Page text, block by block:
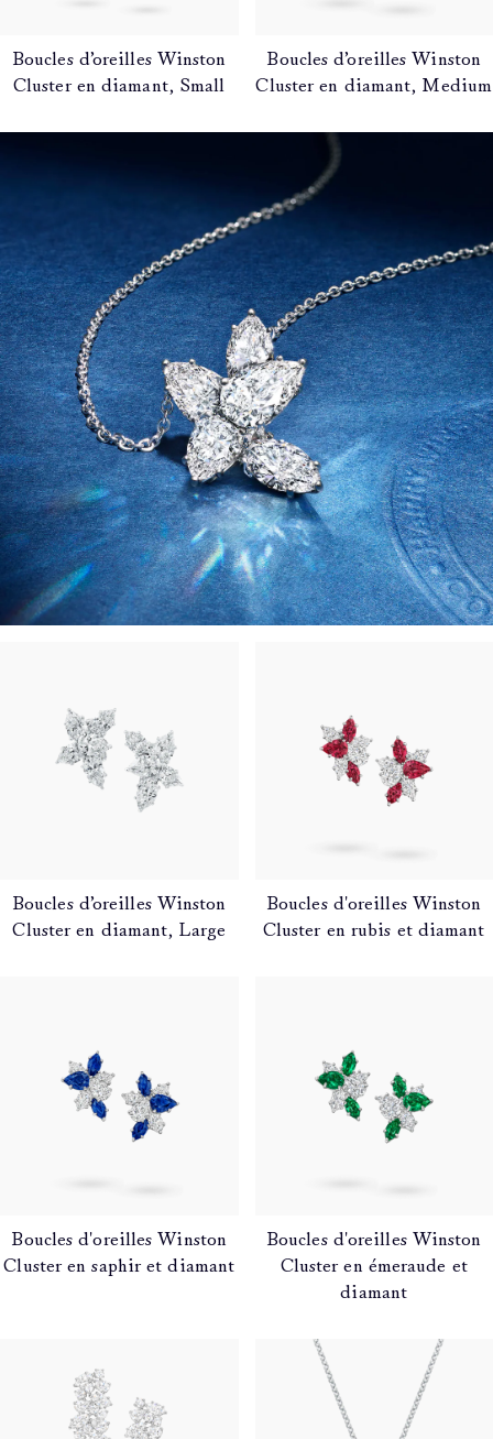
Boucles d’oreilles Winston
Cluster en diamant, Small
Boucles d’oreilles Winston
Cluster en diamant, Medium
Boucles d’oreilles Winston
Cluster en diamant, Large
Boucles d'oreilles Winston
Cluster en rubis et diamant
Boucles d'oreilles Winston
Cluster en saphir et diamant
Boucles d'oreilles Winston
Cluster en émeraude et
diamant